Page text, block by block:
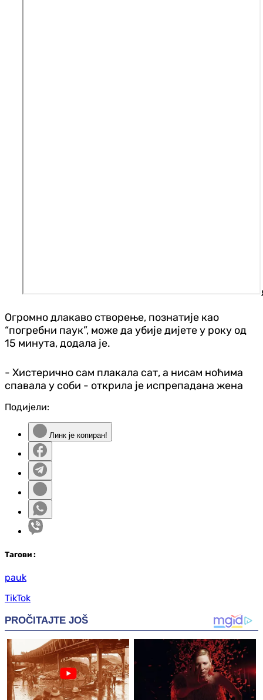
Огромно длакаво створење, познатије као
“погребни паук”, може да убије дијете у року од
15 минута, додала је.
- Хистерично сам плакала сат, а нисам ноћима
спавала у соби - открила је испрепадана жена
Подијели:
Линк је копиран!
Тагови :
pauk
TikTok